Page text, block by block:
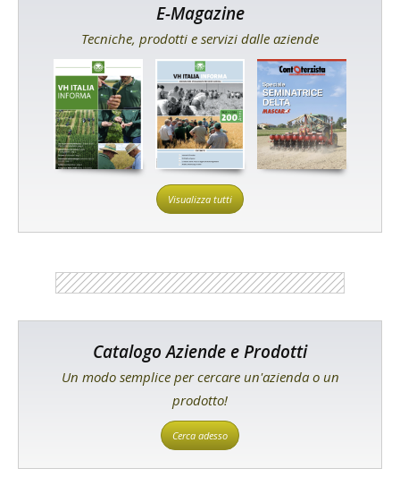
E-Magazine
Tecniche, prodotti e servizi dalle aziende
Visualizza tutti
Catalogo Aziende e Prodotti
Un modo semplice per cercare un'azienda o un
prodotto!
Cerca adesso